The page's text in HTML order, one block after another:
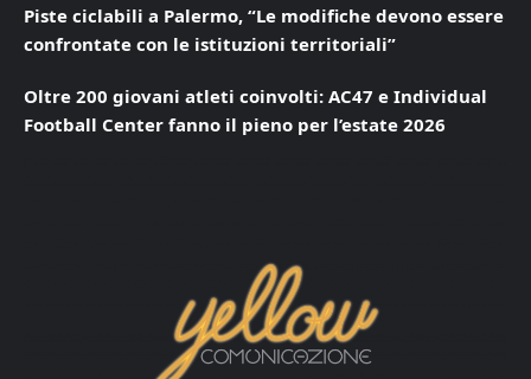
Piste ciclabili a Palermo, “Le modifiche devono essere
confrontate con le istituzioni territoriali”
Oltre 200 giovani atleti coinvolti: AC47 e Individual
Football Center fanno il pieno per l’estate 2026